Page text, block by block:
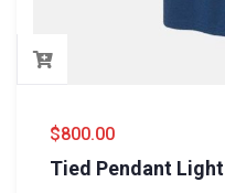
$800.00
Tied Pendant Light